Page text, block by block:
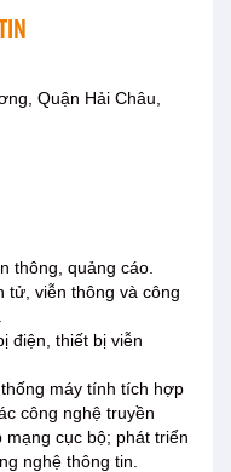
Quận Hải Châu,
thông, quảng cáo.
tử, viễn thông và công
điện, thiết bị viễn
máy tính tích hợp
công nghệ truyền
cục bộ; phát triển
nghệ thông tin.